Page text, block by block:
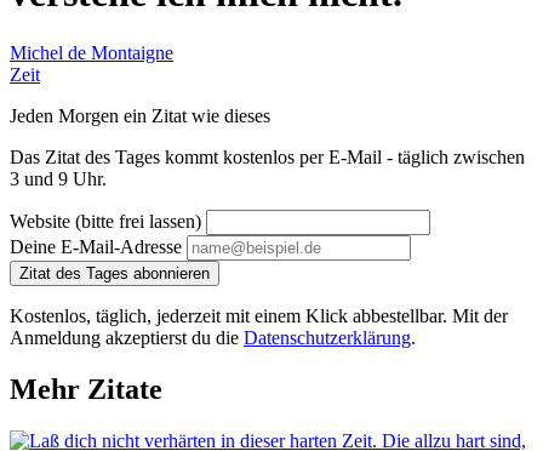
Michel de Montaigne
Zeit
Jeden Morgen ein Zitat wie dieses
Das Zitat des Tages kommt kostenlos per E-Mail - täglich zwischen
3 und 9 Uhr.
Website (bitte frei lassen)
Deine E-Mail-Adresse
Zitat des Tages abonnieren
Kostenlos, täglich, jederzeit mit einem Klick abbestellbar. Mit der
Anmeldung akzeptierst du die Datenschutzerklärung.
Mehr Zitate